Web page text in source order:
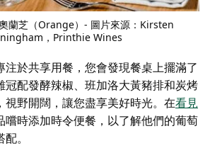
奧蘭芝（Orange）- 圖片來源：Kirsten
，Printhie Wines
注於共享用餐，您會發現餐桌上擺滿了
冠配發酵辣椒、班加洛大黃豬排和炭烤
視野開闊，讓您盡享美好時光。在看見
嚐時添加時令便餐，以了解他們的葡萄
。